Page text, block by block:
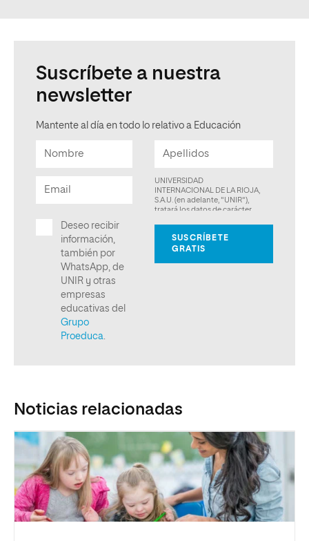
Suscríbete a nuestra
newsletter
Mantente al día en todo lo relativo a Educación
Noticias relacionadas